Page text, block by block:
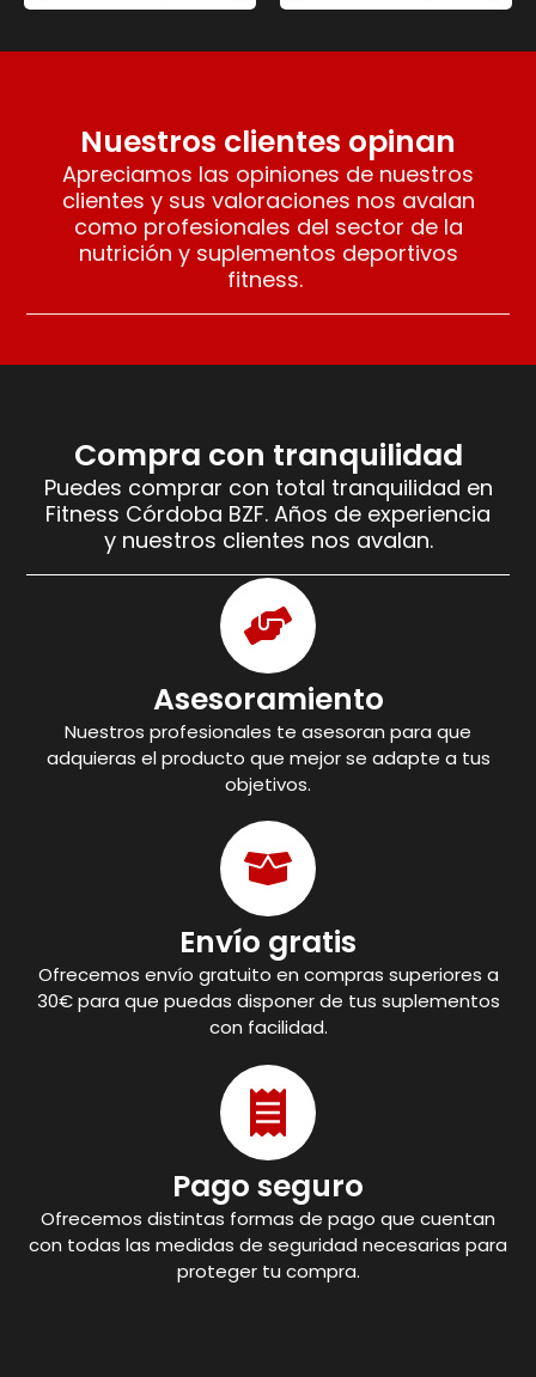
Nuestros clientes opinan
Apreciamos las opiniones de nuestros
clientes y sus valoraciones nos avalan
como profesionales del sector de la
nutrición y suplementos deportivos
fitness.
Compra con tranquilidad
Puedes comprar con total tranquilidad en
Fitness Córdoba BZF. Años de experiencia
y nuestros clientes nos avalan.
Asesoramiento
Nuestros profesionales te asesoran para que
adquieras el producto que mejor se adapte a tus
objetivos.
Envío gratis
Ofrecemos envío gratuito en compras superiores a
30€ para que puedas disponer de tus suplementos
con facilidad.
Pago seguro
Ofrecemos distintas formas de pago que cuentan
con todas las medidas de seguridad necesarias para
proteger tu compra.